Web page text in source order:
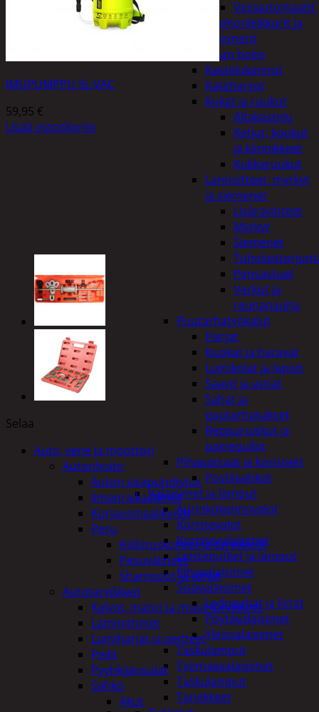
Vesiautomaatit
Ruohonleikkurit ja
trimmerit
Puutarhan hoito
Kastelukannut
Kateharsot
Kukat ja ruukut
Altakastelu
Ketjut, koukut
ja kiinnikkeet
Kukkaruukut
Lannoitteet, myrkyt
ja siemenet
Lisäravinteet
Myrkyt
Siemenet
Pensastuet
Verkot ja
reunanauha
Puutarhatyökalut
Harjat
Kuokat ja haravat
Lumikolat ja lapiot
Saavit ja astiat
Sahat ja
puutarhasakset
Reppuruiskut ja
painepullot
Pihapatsaat ja koristeet
Postilaatikot
Valaisimet ja lamput
Aurinkokennovalot
Koristevalot
Koristevalaisimet
Loisteputket ja lamput
Pihavalaisimet
Sisävalaisimet
Lednauhat ja listat
Pöytävalaisimet
Yleisvalaisimet
Taskulamput
Työmaavalaisimet
Taskulamput
Tarvikkeet
IMUPUMPPU 5L VAC
59,95 €
Lisää ostoskoriin
Selaa
Auto, vene ja moottori
Autonhoito
Auton sisäpuhdistus
ilmanraikastimet
Korjausmaalikynät
Pesu
Kiillotuskoneet ja tarvikkeet
Pesuvälineet
Shampoot ja vahat
Autotarvikkeet
Kalvot, matot ja muut tarvikkeet
Lämmittimet
Lumiharjat ja peitteet
Peilit
Pyyhkijänsulat
Sähkö
Akut